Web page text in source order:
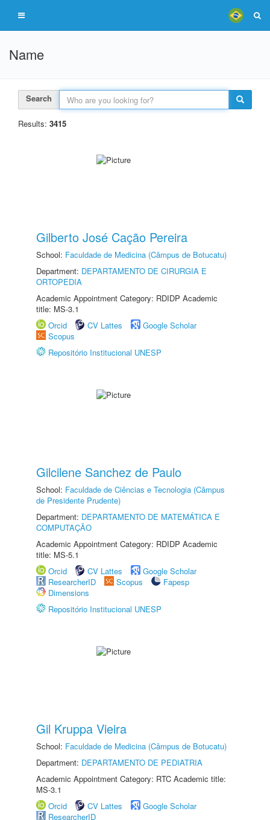
Name
Search
Results: 3415
Gilberto José Cação Pereira
School: Faculdade de Medicina (Câmpus de Botucatu)
Department: DEPARTAMENTO DE CIRURGIA E
ORTOPEDIA
Academic Appointment Category: RDIDP Academic
title: MS-3.1
Orcid
CV Lattes
Google Scholar
Scopus
Repositório Institucional UNESP
Gilcilene Sanchez de Paulo
School: Faculdade de Ciências e Tecnologia (Câmpus
de Presidente Prudente)
Department: DEPARTAMENTO DE MATEMÁTICA E
COMPUTAÇÃO
Academic Appointment Category: RDIDP Academic
title: MS-5.1
Orcid
CV Lattes
Google Scholar
ResearcherID
Scopus
Fapesp
Dimensions
Repositório Institucional UNESP
Gil Kruppa Vieira
School: Faculdade de Medicina (Câmpus de Botucatu)
Department: DEPARTAMENTO DE PEDIATRIA
Academic Appointment Category: RTC Academic title:
MS-3.1
Orcid
CV Lattes
Google Scholar
ResearcherID